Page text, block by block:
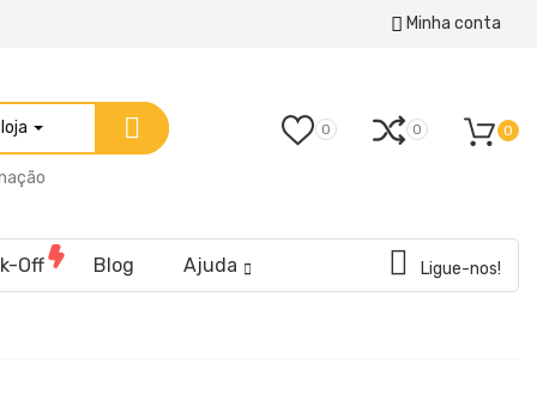
Minha conta
0 0 0
Off Blog Ajuda Ligue-nos!